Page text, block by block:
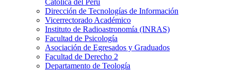
Católica del Perú
Dirección de Tecnologías de Información
Vicerrectorado Académico
Instituto de Radioastronomía (INRAS)
Facultad de Psicología
Asociación de Egresados y Graduados
Facultad de Derecho 2
Departamento de Teología